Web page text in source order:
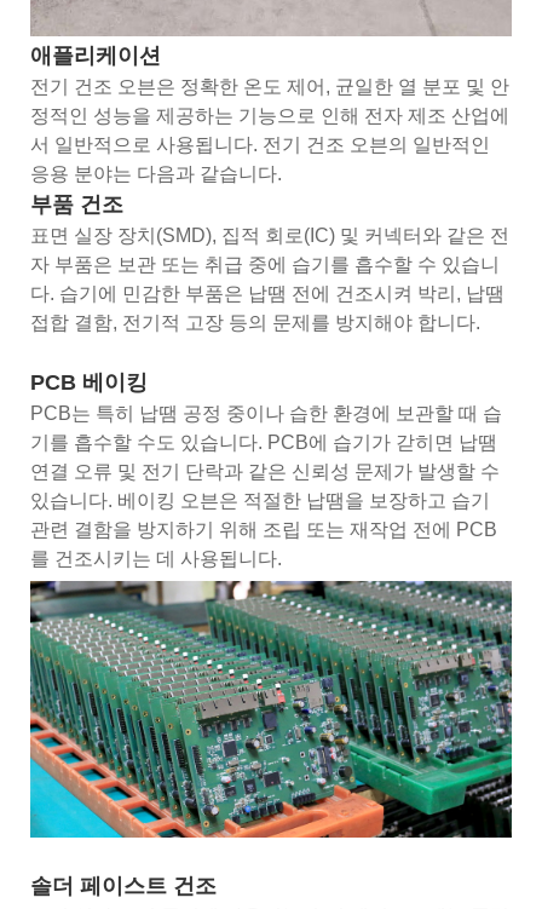
애플리케이션
전기 건조 오븐은 정확한 온도 제어, 균일한 열 분포 및 안
정적인 성능을 제공하는 기능으로 인해 전자 제조 산업에
서 일반적으로 사용됩니다. 전기 건조 오븐의 일반적인
응용 분야는 다음과 같습니다.
부품 건조
표면 실장 장치(SMD), 집적 회로(IC) 및 커넥터와 같은 전
자 부품은 보관 또는 취급 중에 습기를 흡수할 수 있습니
다. 습기에 민감한 부품은 납땜 전에 건조시켜 박리, 납땜
접합 결함, 전기적 고장 등의 문제를 방지해야 합니다.
PCB 베이킹
PCB는 특히 납땜 공정 중이나 습한 환경에 보관할 때 습
기를 흡수할 수도 있습니다. PCB에 습기가 갇히면 납땜
연결 오류 및 전기 단락과 같은 신뢰성 문제가 발생할 수
있습니다. 베이킹 오븐은 적절한 납땜을 보장하고 습기
관련 결함을 방지하기 위해 조립 또는 재작업 전에 PCB
를 건조시키는 데 사용됩니다.
솔더 페이스트 건조